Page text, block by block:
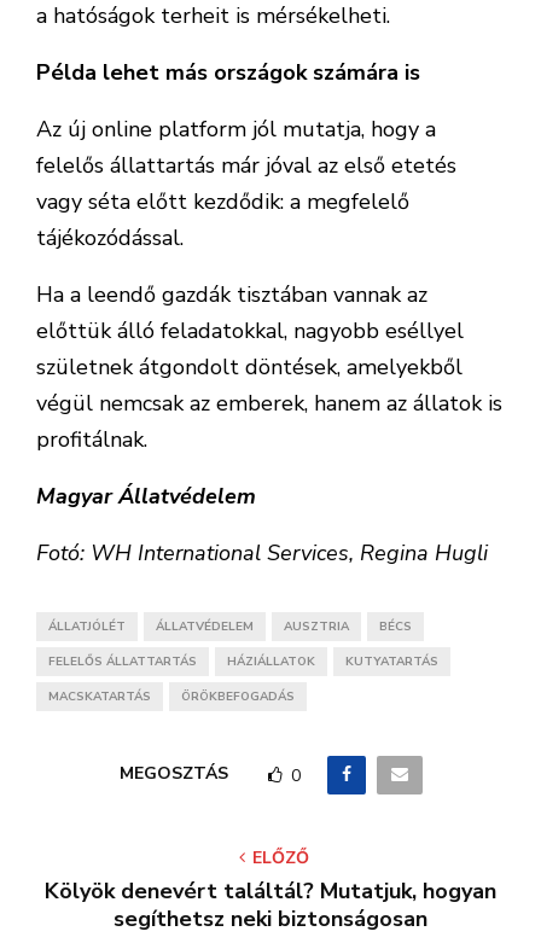
a hatóságok terheit is mérsékelheti.
Példa lehet más országok számára is
Az új online platform jól mutatja, hogy a
felelős állattartás már jóval az első etetés
vagy séta előtt kezdődik: a megfelelő
tájékozódással.
Ha a leendő gazdák tisztában vannak az
előttük álló feladatokkal, nagyobb eséllyel
születnek átgondolt döntések, amelyekből
végül nemcsak az emberek, hanem az állatok is
profitálnak.
Magyar Állatvédelem
Fotó: WH International Services, Regina Hugli
ÁLLATJÓLÉT ÁLLATVÉDELEM AUSZTRIA BÉCS
FELELŐS ÁLLATTARTÁS HÁZIÁLLATOK KUTYATARTÁS
MACSKATARTÁS ÖRÖKBEFOGADÁS
MEGOSZTÁS 0
ELŐZŐ
Kölyök denevért találtál? Mutatjuk, hogyan
segíthetsz neki biztonságosan